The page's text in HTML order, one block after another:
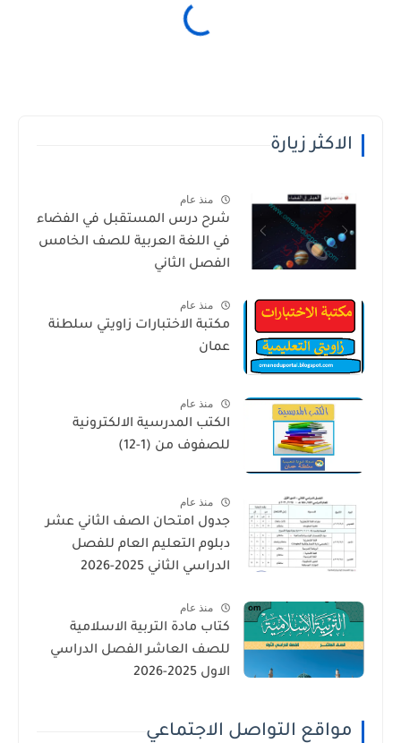
الاكثر زيارة
منذ عام
شرح درس المستقبل في الفضاء
في اللغة العربية للصف الخامس
الفصل الثاني
منذ عام
مكتبة الاختبارات زاويتي سلطنة
عمان
منذ عام
الكتب المدرسية الالكترونية
للصفوف من (1-12)
منذ عام
جدول امتحان الصف الثاني عشر
دبلوم التعليم العام للفصل
الدراسي الثاني 2025-2026
منذ عام
كتاب مادة التربية الاسلامية
للصف العاشر الفصل الدراسي
الاول 2025-2026
مواقع التواصل الاجتماعي